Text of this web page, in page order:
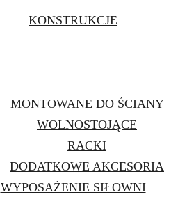
KONSTRUKCJE
MONTOWANE DO ŚCIANY
WOLNOSTOJĄCE
RACKI
DODATKOWE AKCESORIA
WYPOSAŻENIE SIŁOWNI